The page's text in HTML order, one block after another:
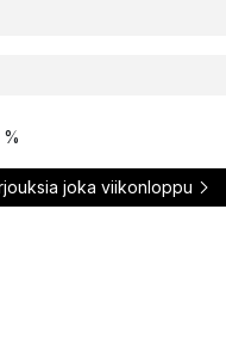
joka viikonloppu